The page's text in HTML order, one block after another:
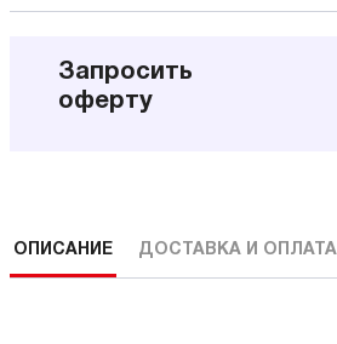
Запросить
оферту
ОПИСАНИЕ ДОСТАВКА И ОПЛАТА